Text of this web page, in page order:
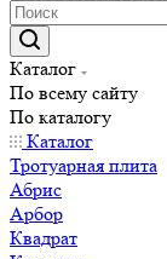
Каталог
По всему сайту
По каталогу
Каталог
Тротуарная плита
Абрис
Арбор
Квадрат